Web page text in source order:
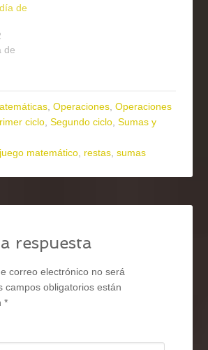
de
de
,Operaciones ,Operaciones
ciclo ,Segundo ciclo ,Sumas y
juego matemático restas ,sumas
respuesta
correo electrónico no será
campos obligatorios están
*